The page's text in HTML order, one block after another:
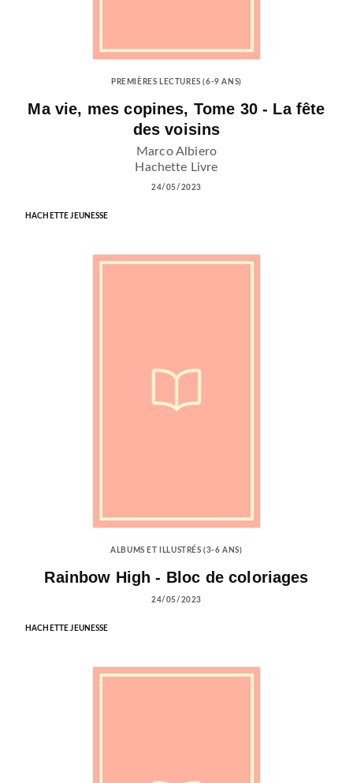
PREMIÈRES LECTURES (6-9 ANS)
Ma vie, mes copines, Tome 30 - La fête
des voisins
Marco Albiero
Hachette Livre
24/05/2023
HACHETTE JEUNESSE
ALBUMS ET ILLUSTRÉS (3-6 ANS)
Rainbow High - Bloc de coloriages
24/05/2023
HACHETTE JEUNESSE